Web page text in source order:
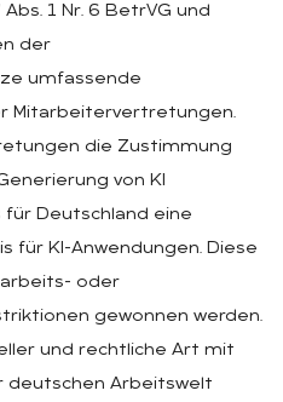
1 Nr. 6 BetrVG und
der
umfassende
Mitarbeitervertretungen.
die Zustimmung
von KI
Deutschland eine
für KI-Anwendungen. Diese
oder
gewonnen werden.
und rechtliche Art mit
deutschen Arbeitswelt